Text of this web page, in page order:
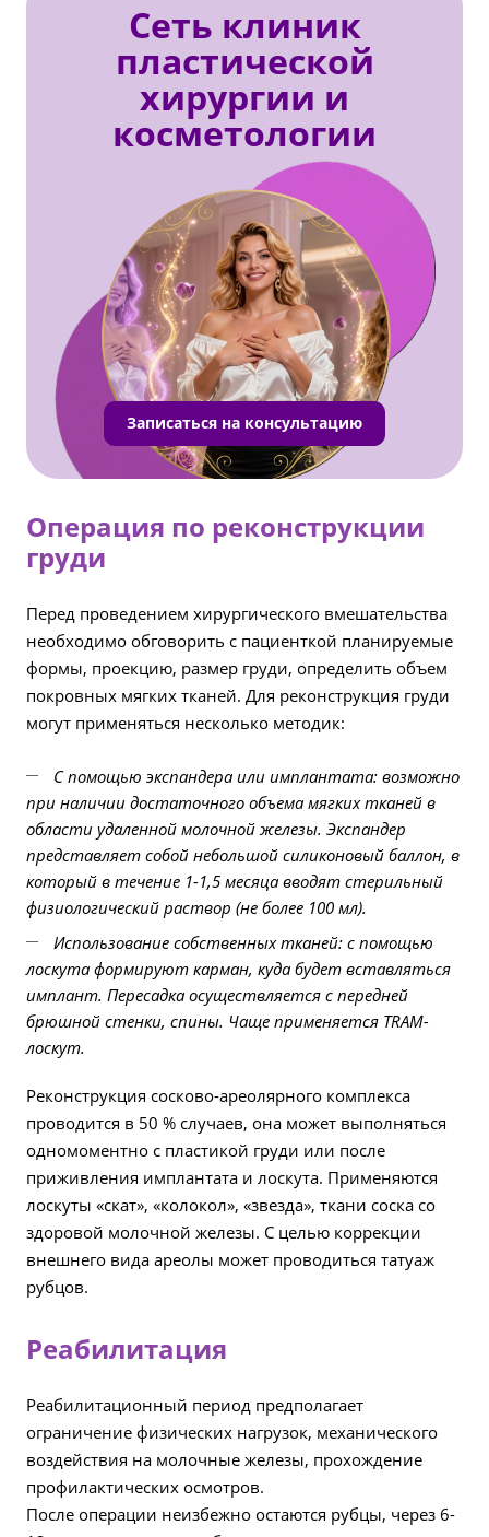
Сеть клиник
пластической
хирургии и
косметологии
Записаться на консультацию
Операция по реконструкции
груди
Перед проведением хирургического вмешательства
необходимо обговорить с пациенткой планируемые
формы, проекцию, размер груди, определить объем
покровных мягких тканей. Для реконструкция груди
могут применяться несколько методик:
С помощью экспандера или имплантата: возможно
при наличии достаточного объема мягких тканей в
области удаленной молочной железы. Экспандер
представляет собой небольшой силиконовый баллон, в
который в течение 1-1,5 месяца вводят стерильный
физиологический раствор (не более 100 мл).
Использование собственных тканей: с помощью
лоскута формируют карман, куда будет вставляться
имплант. Пересадка осуществляется с передней
брюшной стенки, спины. Чаще применяется TRAM-
лоскут.
Реконструкция сосково-ареолярного комплекса
проводится в 50 % случаев, она может выполняться
одномоментно с пластикой груди или после
приживления имплантата и лоскута. Применяются
лоскуты «скат», «колокол», «звезда», ткани соска со
здоровой молочной железы. С целью коррекции
внешнего вида ареолы может проводиться татуаж
рубцов.
Реабилитация
Реабилитационный период предполагает
ограничение физических нагрузок, механического
воздействия на молочные железы, прохождение
профилактических осмотров.
После операции неизбежно остаются рубцы, через 6-